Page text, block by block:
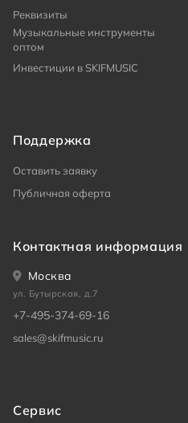
Реквизиты
Музыкальные инструменты
оптом
Инвестиции в SKIFMUSIC
Поддержка
Оставить заявку
Публичная оферта
Контактная информация
Москва
ул. Бутырская, д.7
+7-495-374-69-16
sales@skifmusic.ru
Сервис